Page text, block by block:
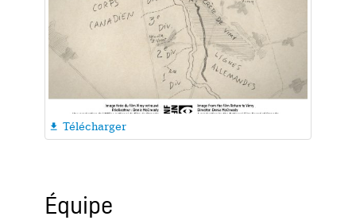
 Télécharger
Équipe